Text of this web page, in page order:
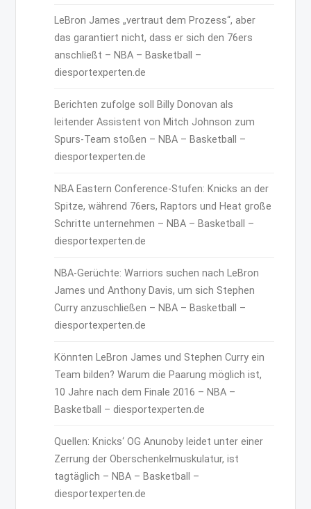
LeBron James „vertraut dem Prozess“, aber
das garantiert nicht, dass er sich den 76ers
anschließt – NBA – Basketball –
diesportexperten.de
Berichten zufolge soll Billy Donovan als
leitender Assistent von Mitch Johnson zum
Spurs-Team stoßen – NBA – Basketball –
diesportexperten.de
NBA Eastern Conference-Stufen: Knicks an der
Spitze, während 76ers, Raptors und Heat große
Schritte unternehmen – NBA – Basketball –
diesportexperten.de
NBA-Gerüchte: Warriors suchen nach LeBron
James und Anthony Davis, um sich Stephen
Curry anzuschließen – NBA – Basketball –
diesportexperten.de
Könnten LeBron James und Stephen Curry ein
Team bilden? Warum die Paarung möglich ist,
10 Jahre nach dem Finale 2016 – NBA –
Basketball – diesportexperten.de
Quellen: Knicks‘ OG Anunoby leidet unter einer
Zerrung der Oberschenkelmuskulatur, ist
tagtäglich – NBA – Basketball –
diesportexperten.de